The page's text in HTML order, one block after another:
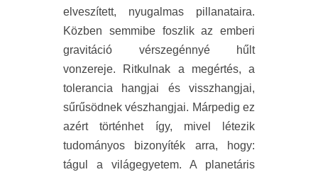
elveszített, nyugalmas pillanataira.
Közben semmibe foszlik az emberi
gravitáció vérszegénnyé hűlt
vonzereje. Ritkulnak a megértés, a
tolerancia hangjai és visszhangjai,
sűrűsödnek vészhangjai. Márpedig ez
azért történhet így, mivel létezik
tudományos bizonyíték arra, hogy:
tágul a világegyetem. A planetáris